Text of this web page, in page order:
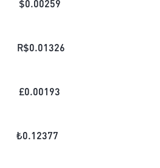
$0.00259
R$0.01326
£0.00193
₺0.12377